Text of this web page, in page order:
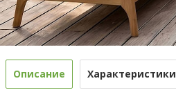
Описание Характеристики